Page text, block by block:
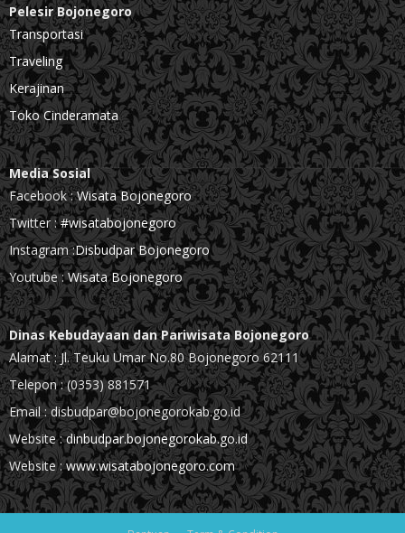
Pelesir Bojonegoro
Transportasi
Traveling
Kerajinan
Toko Cinderamata
Media Sosial
Facebook :Wisata Bojonegoro
Twitter :#wisatabojonegoro
Instagram :Disbudpar Bojonegoro
Youtube :Wisata Bojonegoro
Dinas Kebudayaan dan Pariwisata Bojonegoro
Alamat : Jl. Teuku Umar No.80 Bojonegoro 62111
Telepon : (0353) 881571
Email : disbudpar@bojonegorokab.go.id
Website :dinbudpar.bojonegorokab.go.id
Website :www.wisatabojonegoro.com